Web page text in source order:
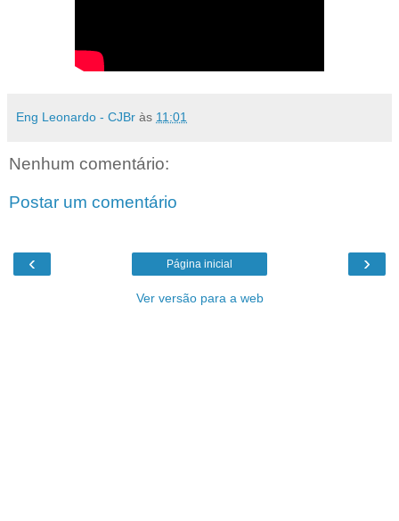
Eng Leonardo - CJBr às 11:01
Nenhum comentário:
Postar um comentário
‹ ›
Página inicial
Ver versão para a web